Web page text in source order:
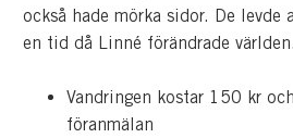
också hade mörka sidor. De
en tid då Linné förändrade världen.
Vandringen kostar 150 kr
föranmälan